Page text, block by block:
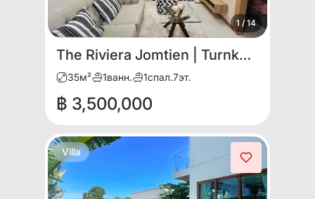
1 / 14
The Riviera Jomtien | Turnkey Modern 1BR for SALE
35м² 1ванн. 1спал.7эт.
฿ 3,500,000
Villa